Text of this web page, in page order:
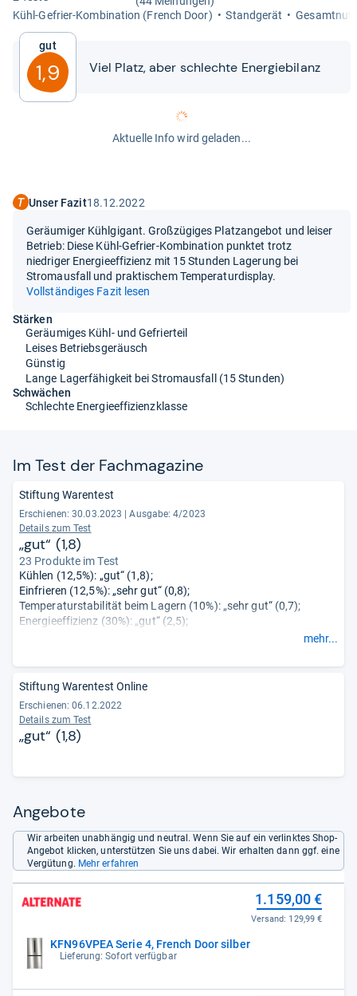
Kühl-​Gefrier-​Kom­bi­na­tion (French Door)
Stand­ge­rät
Gut
1,9 Viel Platz, aber schlechte Ener­gie­bi­lanz
Aktuelle Info wird geladen...
Unser Fazit18.12.2022
Geräumiger Kühlgigant. Großzügiges Platzangebot und leiser
Betrieb: Diese Kühl-Gefrier-Kombination punktet trotz
niedriger Energieeffizienz mit 15 Stunden Lagerung bei
Stromausfall und praktischem Temperaturdisplay.
Vollständiges Fazit lesen
Stärken
Geräumiges Kühl- und Gefrierteil
Leises Betriebsgeräusch
Günstig
Lange Lagerfähigkeit bei Stromausfall (15 Stunden)
Schwächen
Schlechte Energieeffizienzklasse
Im Test der Fach­ma­ga­zine
Stiftung Warentest
Erschienen: 30.03.2023 | Ausgabe: 4/2023
Details zum Test
„gut“ (1,8)
23 Produkte im Test
Kühlen (12,5%): „gut“ (1,8);
Einfrieren (12,5%): „sehr gut“ (0,8);
Temperaturstabilität beim Lagern (10%): „sehr gut“ (0,7);
Energieeffizienz (30%): „gut“ (2,5);
Verhalten bei Störungen (5%): „gut“ (2,3).
mehr...
Stiftung Warentest Online
Erschienen: 06.12.2022
Details zum Test
„gut“ (1,8)
Angebote
Wir arbeiten unabhängig und neutral. Wenn Sie auf ein verlinktes Shop-
Angebot klicken, unterstützen Sie uns dabei. Wir erhalten dann ggf. eine
Vergütung. Mehr erfahren
KFN96VPEA Serie 4, French Door silber
Lieferung: Sofort verfügbar
1.159,00 €
Versand: 129,99 €